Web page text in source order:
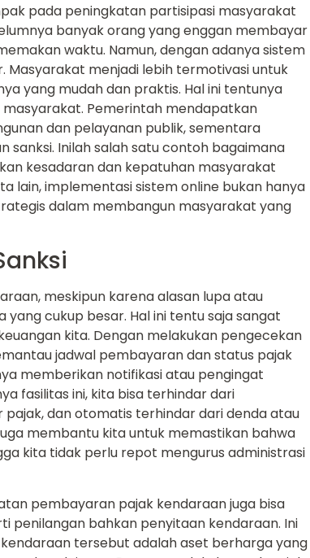
pada peningkatan partisipasi masyarakat
banyak orang yang enggan membayar
waktu. Namun, dengan adanya sistem
menjadi lebih termotivasi untuk
yang mudah dan praktis. Hal ini tentunya
Pemerintah mendapatkan
dan pelayanan publik, sementara
sanksi. Inilah salah satu contoh bagaimana
kesadaran dan kepatuhan masyarakat
lain, implementasi sistem online bukan hanya
dalam membangun masyarakat yang
meskipun karena alasan lupa atau
cukup besar. Hal ini tentu saja sangat
kita. Dengan melakukan pengecekan
jadwal pembayaran dan status pajak
memberikan notifikasi atau pengingat
fasilitas ini, kita bisa terhindar dari
dan otomatis terhindar dari denda atau
membantu kita untuk memastikan bahwa
kita tidak perlu repot mengurus administrasi
pembayaran pajak kendaraan juga bisa
penilangan bahkan penyitaan kendaraan. Ini
tersebut adalah aset berharga yang